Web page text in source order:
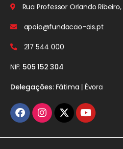
Rua Professor Orlando Ribeiro,
apoio@fundacao-ais.pt
217 544 000
NIF: 505 152 304
Delegações:Fátima | Évora